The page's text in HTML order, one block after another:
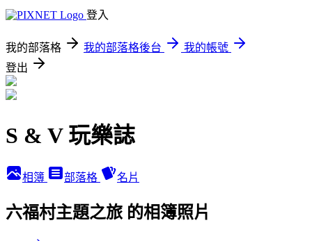
登入
我的部落格 我的部落格後台
我的帳號
登出
S & V 玩樂誌
相簿 部落格 名片
六福村主題之旅 的相簿照片